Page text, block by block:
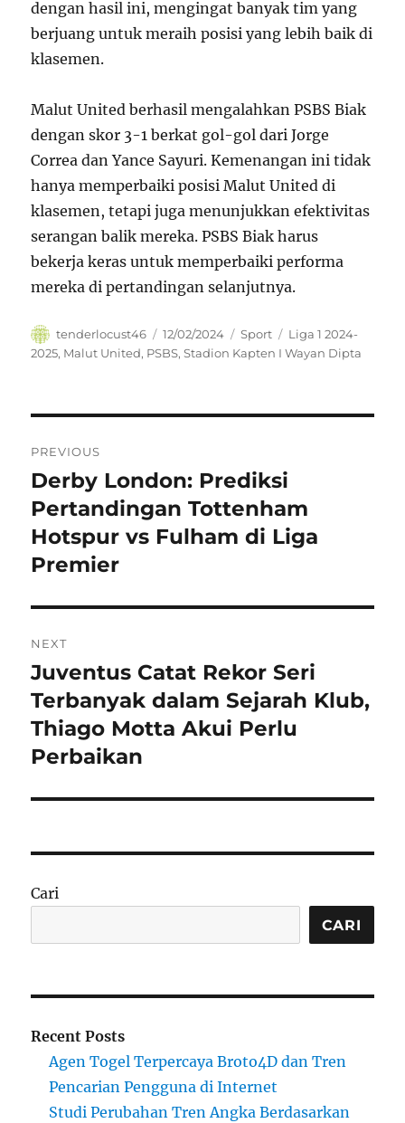
dengan hasil ini, mengingat banyak tim yang
berjuang untuk meraih posisi yang lebih baik di
klasemen.
Malut United berhasil mengalahkan PSBS Biak
dengan skor 3-1 berkat gol-gol dari Jorge
Correa dan Yance Sayuri. Kemenangan ini tidak
hanya memperbaiki posisi Malut United di
klasemen, tetapi juga menunjukkan efektivitas
serangan balik mereka. PSBS Biak harus
bekerja keras untuk memperbaiki performa
mereka di pertandingan selanjutnya.
Author
tenderlocust46
Posted
on
12/02/2024 Categories
Sport Tags
Liga 1 2024-
2025, Malut United, PSBS,Stadion Kapten I Wayan Dipta
pos
PREVIOUS
Previous
post:
Derby London: Prediksi
Pertandingan Tottenham
Hotspur vs Fulham di Liga
Premier
NEXT
Next
post:
Juventus Catat Rekor Seri
Terbanyak dalam Sejarah Klub,
Thiago Motta Akui Perlu
Perbaikan
Cari
CARI
Recent Posts
Agen Togel Terpercaya Broto4D dan Tren
Pencarian Pengguna di Internet
Studi Perubahan Tren Angka Berdasarkan